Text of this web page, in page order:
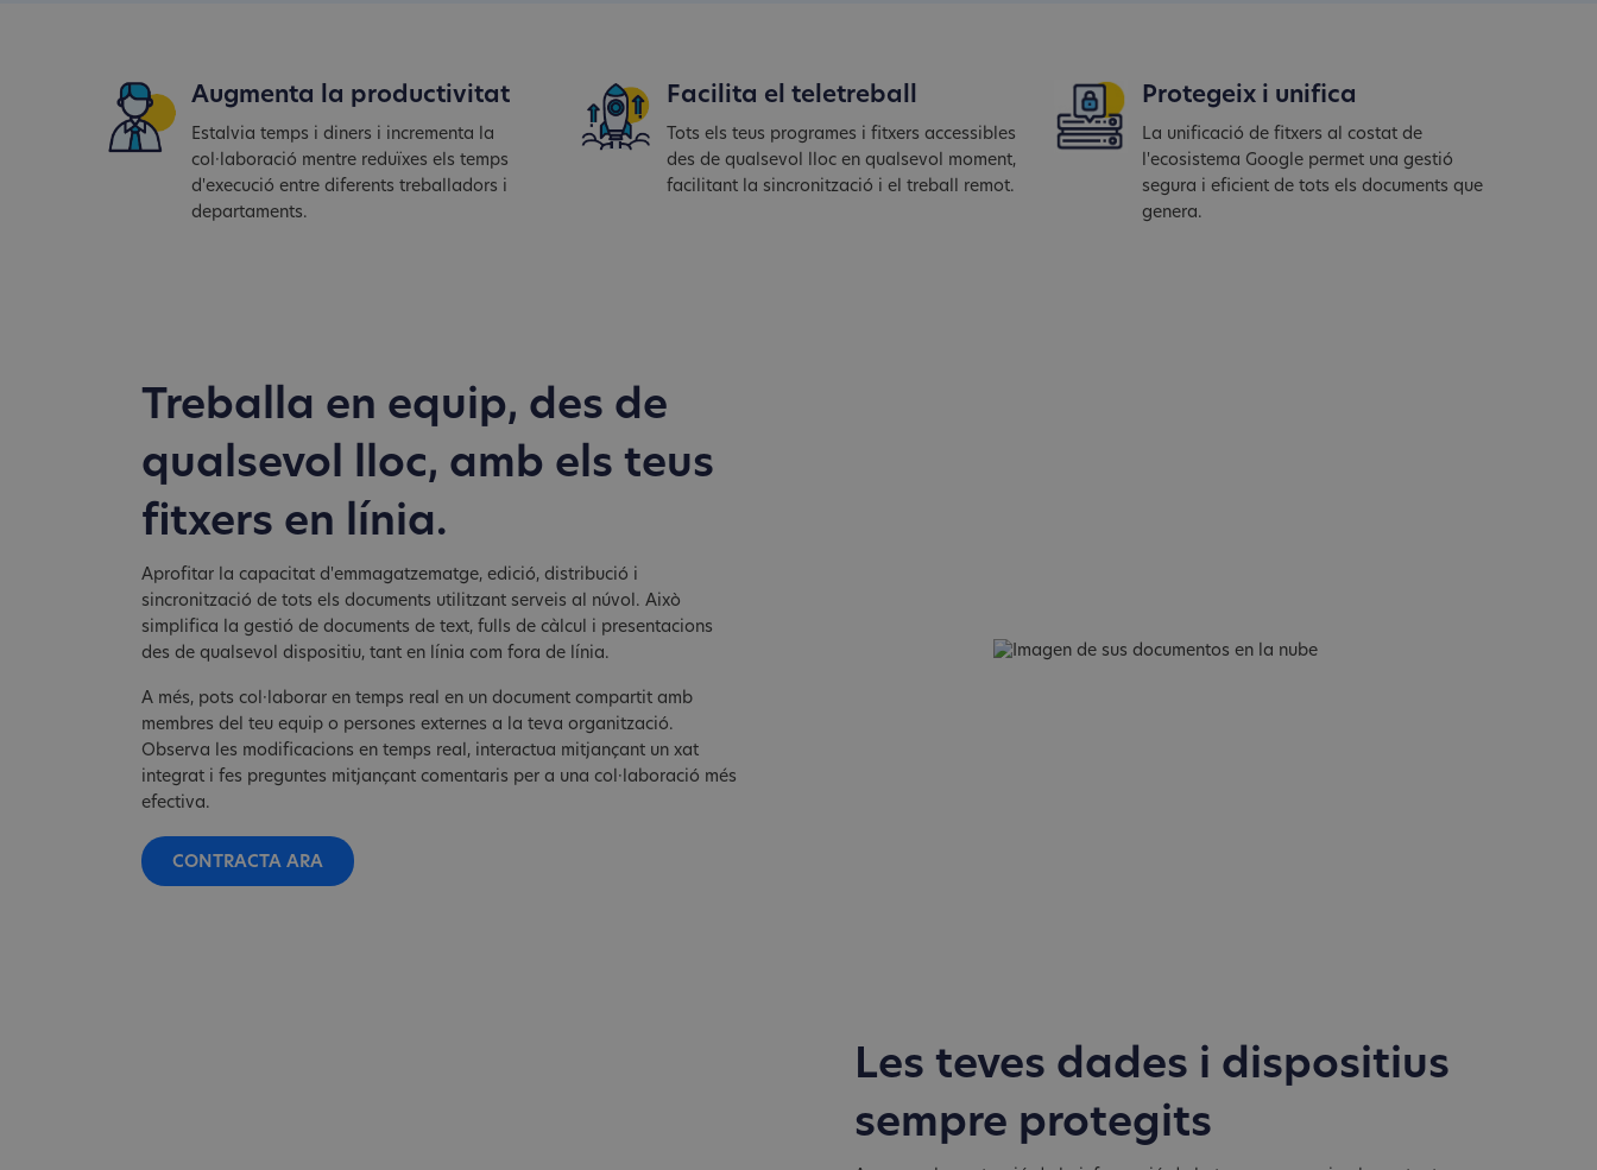
Augmenta la productivitat
Estalvia temps i diners i incrementa la
col·laboració mentre reduïxes els temps
d'execució entre diferents treballadors i
departaments.
Facilita el teletreball
Tots els teus programes i fitxers accessibles
des de qualsevol lloc en qualsevol moment,
facilitant la sincronització i el treball remot.
Protegeix i unifica
La unificació de fitxers al costat de
l'ecosistema Google permet una gestió
segura i eficient de tots els documents que
genera.
Treballa en equip, des de
qualsevol lloc, amb els teus
fitxers en línia.
Aprofitar la capacitat d'emmagatzematge, edició, distribució i
sincronització de tots els documents utilitzant serveis al núvol. Això
simplifica la gestió de documents de text, fulls de càlcul i presentacions
des de qualsevol dispositiu, tant en línia com fora de línia.
A més, pots col·laborar en temps real en un document compartit amb
membres del teu equip o persones externes a la teva organització.
Observa les modificacions en temps real, interactua mitjançant un xat
integrat i fes preguntes mitjançant comentaris per a una col·laboració més
efectiva.
CONTRACTA ARA
Les teves dades i dispositius
sempre protegits